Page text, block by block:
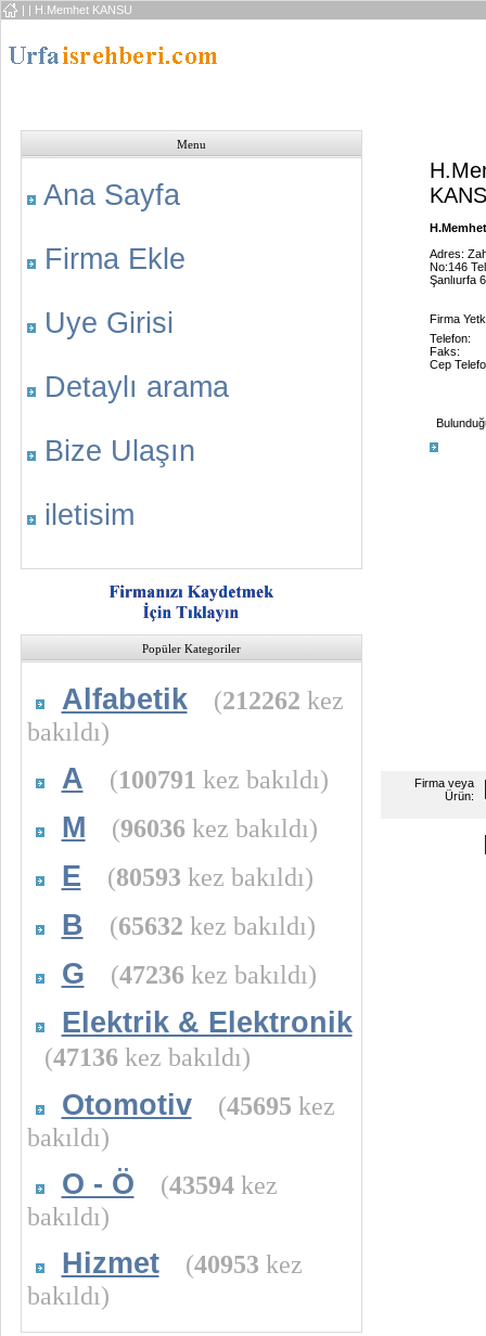
| | H.Memhet KANSU
Menu
Ana Sayfa
Firma Ekle
Uye Girisi
Detaylı arama
Bize Ulaşın
iletisim
Popüler Kategoriler
Alfabetik (212262 kez
bakıldı)
A (100791 kez bakıldı)
M (96036 kez bakıldı)
E (80593 kez bakıldı)
B (65632 kez bakıldı)
G (47236 kez bakıldı)
Elektrik & Elektronik
(47136 kez bakıldı)
Otomotiv (45695 kez
bakıldı)
O - Ö (43594kez
bakıldı)
Hizmet (40953 kez
bakıldı)
Adres:
No:146
Şanlıurfa
Firma
Telefon:
Faks:
Cep
Firma veya
Ürün: